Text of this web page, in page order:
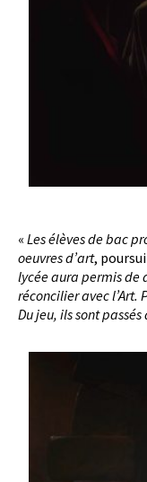
« Les élèves de bac
oeuvres d’art,
lycée aura permis de
réconcilier avec l’Art.
Du jeu, ils sont